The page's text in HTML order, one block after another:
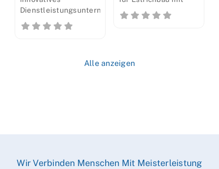
Dienstleistungsunternehmen
Alle anzeigen
Wir Verbinden Menschen Mit Meisterleistung